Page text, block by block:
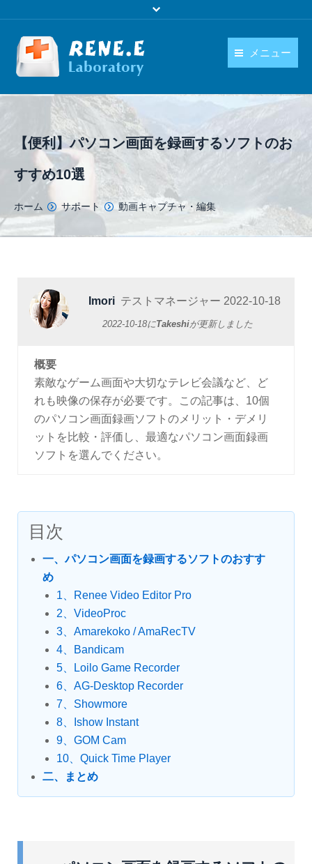
メニュー
購入
操作ガイド
日本語
language
【便利】パソコン画面を録画するソフトのお
すすめ10選
You are here:
ホーム サポート 動画キャプチャ・編集
Imori テストマネージャー 2022-10-18
2022-10-18にTakeshiが更新しました
概要
素敵なゲーム画面や大切なテレビ会議など、ど
れも映像の保存が必要です。この記事は、10個
のパソコン画面録画ソフトのメリット・デメリ
ットを比較・評価し、最適なパソコン画面録画
ソフトを選んでください。
目次
一、パソコン画面を録画するソフトのおすす
め
1、Renee Video Editor Pro
2、VideoProc
3、Amarekoko / AmaRecTV
4、Bandicam
5、Loilo Game Recorder
6、AG-Desktop Recorder
7、Showmore
8、Ishow Instant
9、GOM Cam
10、Quick Time Player
二、まとめ